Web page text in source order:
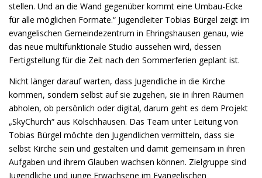
stellen. Und an die Wand gegenüber kommt eine Umbau-Ecke
für alle möglichen Formate.“ Jugendleiter Tobias Bürgel zeigt im
evangelischen Gemeindezentrum in Ehringshausen genau, wie
das neue multifunktionale Studio aussehen wird, dessen
Fertigstellung für die Zeit nach den Sommerferien geplant ist.
Nicht länger darauf warten, dass Jugendliche in die Kirche
kommen, sondern selbst auf sie zugehen, sie in ihren Räumen
abholen, ob persönlich oder digital, darum geht es dem Projekt
„SkyChurch“ aus Kölschhausen. Das Team unter Leitung von
Tobias Bürgel möchte den Jugendlichen vermitteln, dass sie
selbst Kirche sein und gestalten und damit gemeinsam in ihren
Aufgaben und ihrem Glauben wachsen können. Zielgruppe sind
Jugendliche und junge Erwachsene im Evangelischen